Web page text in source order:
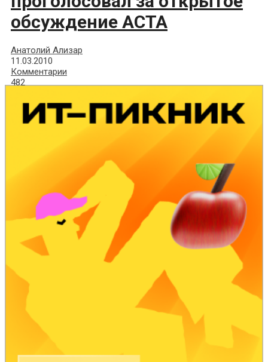
обсуждение ACTA
Анатолий Ализар
11.03.2010
Комментарии
482